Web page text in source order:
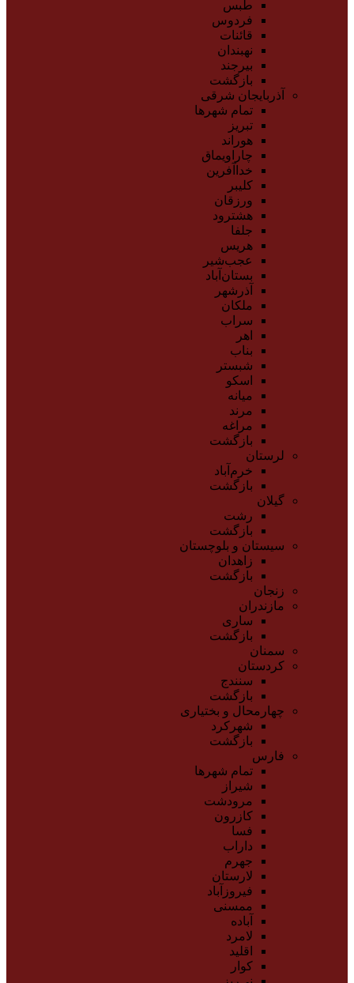
طبس
فردوس
قائنات
نهبندان
بیرجند
بازگشت
آذربایجان شرقی
تمام شهر‌ها
تبریز
هوراند
چاراویماق
خداآفرین
کلیبر
ورزقان
هشترود
جلفا
هریس
عجب‌شیر
بستان‌آباد
آذرشهر
ملکان
سراب
اهر
بناب
شبستر
اسکو
میانه
مرند
مراغه
بازگشت
لرستان
خرم‌آباد
بازگشت
گیلان
رشت
بازگشت
سیستان و بلوچستان
زاهدان
بازگشت
زنجان
مازندران
ساری
بازگشت
سمنان
کردستان
سنندج
بازگشت
چهارمحال و بختیاری
شهرکرد
بازگشت
فارس
تمام شهر‌ها
شیراز
مرودشت
کازرون
فسا
داراب
جهرم
لارستان
فیروزآباد
ممسنی
آباده
لامرد
اقلید
کوار